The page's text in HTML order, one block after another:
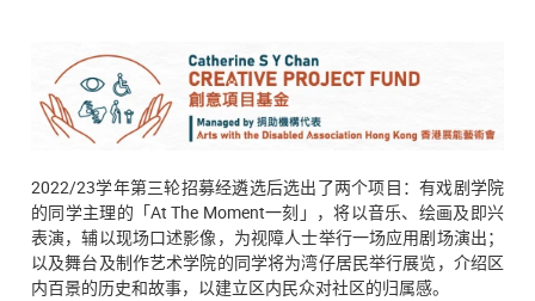
2022/23学年第三轮招募经遴选后选出了两个项目：有戏剧学院
的同学主理的「At The Moment一刻」，将以音乐、绘画及即兴
表演，辅以现场口述影像，为视障人士举行一场应用剧场演出；
以及舞台及制作艺术学院的同学将为湾仔居民举行展览，介绍区
内百景的历史和故事，以建立区内民众对社区的归属感。